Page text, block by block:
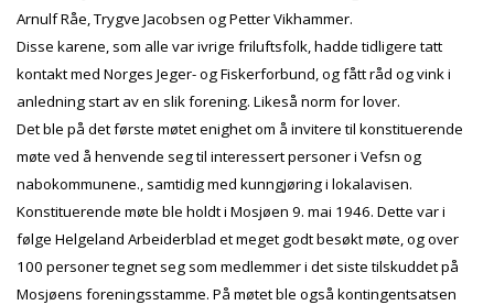
Arnulf Råe, Trygve Jacobsen og Petter Vikhammer.
Disse karene, som alle var ivrige friluftsfolk, hadde tidligere tatt
kontakt med Norges Jeger- og Fiskerforbund, og fått råd og vink i
anledning start av en slik forening. Likeså norm for lover.
Det ble på det første møtet enighet om å invitere til konstituerende
møte ved å henvende seg til interessert personer i Vefsn og
nabokommunene., samtidig med kunngjøring i lokalavisen.
Konstituerende møte ble holdt i Mosjøen 9. mai 1946. Dette var i
følge Helgeland Arbeiderblad et meget godt besøkt møte, og over
100 personer tegnet seg som medlemmer i det siste tilskuddet på
Mosjøens foreningsstamme. På møtet ble også kontingentsatsen